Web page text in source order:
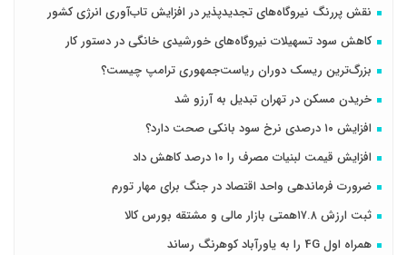
نقش پررنگ نیروگاه‌های تجدیدپذیر در افزایش تاب‌آوری انرژی کشور
کاهش سود تسهیلات نیروگاه‌های خورشیدی خانگی در دستور کار
بزرگ‌ترین ریسک دوران ریاست‌جمهوری ترامپ چیست؟
خریدن مسکن در تهران تبدیل به آرزو شد
افزایش ۱۰ درصدی نرخ سود بانکی صحت دارد؟
افزایش قیمت لبنیات مصرف را ۱۰ درصد کاهش داد
ضرورت فرماندهی واحد اقتصاد در جنگ برای مهار تورم
ثبت ارزش ۱۷.۸همتی بازار مالی و مشتقه بورس کالا
همراه اول 4G را به یاورآباد کوهرنگ رساند